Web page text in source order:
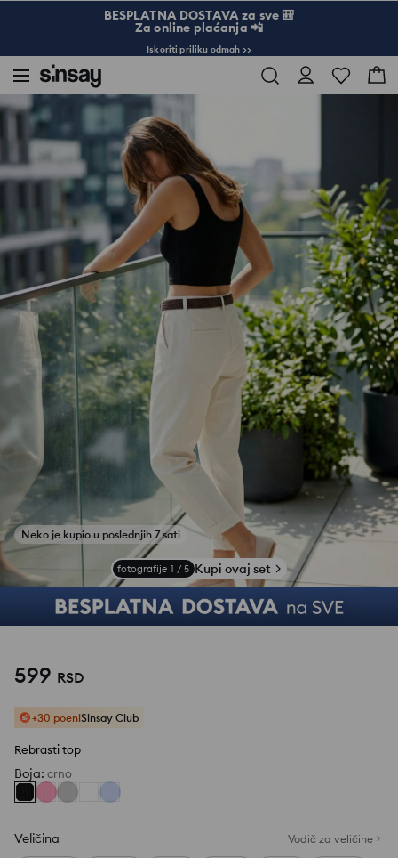
BESPLATNA DOSTAVA za sve 🎒
Za online plaćanja 📲
Iskoriti priliku odmah >>
Sinsay Rebrasti top
fotografije 1 / 5 Kupi ovaj set
599 RSD
+30 poeniSinsay Club
Rebrasti top
Boja: crno
Veličina Vodič za veličine